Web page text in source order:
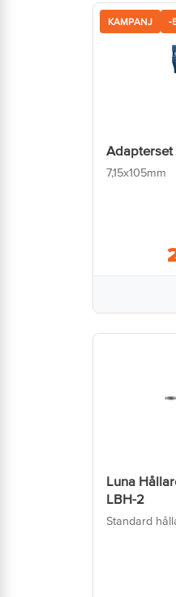
KAMPANJ -
Adapterset
7,15x105mm
Luna
LBH-2
Standard